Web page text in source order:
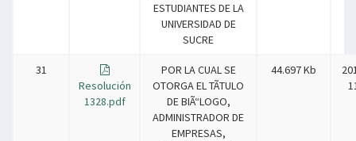
ESTUDIANTES DE LA
UNIVERSIDAD DE
SUCRE
31
Resolución
1328.pdf
POR LA CUAL SE
OTORGA EL TÃTULO
DE BIÃ“LOGO,
ADMINISTRADOR DE
EMPRESAS,
44.697 Kb